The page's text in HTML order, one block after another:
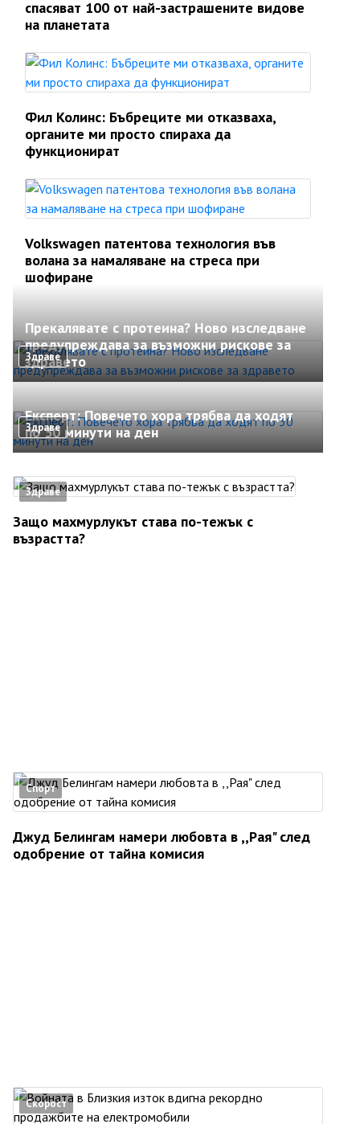
спасяват 100 от най-застрашените видове
на планетата
Фил Колинс: Бъбреците ми отказваха,
органите ми просто спираха да
функционират
Volkswagen патентова технология във
волана за намаляване на стреса при
шофиране
Здраве
Прекалявате с протеина? Ново изследване
предупреждава за възможни рискове за
здравето
Здраве
Експерт: Повечето хора трябва да ходят
по 30 минути на ден
Здраве
Защо махмурлукът става по-тежък с
възрастта?
Спорт
Джуд Белингам намери любовта в ,,Рая" след
одобрение от тайна комисия
Скорост